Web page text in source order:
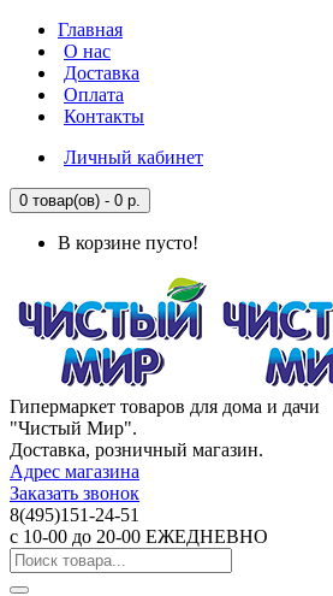
Главная
О нас
Доставка
Оплата
Контакты
Личный кабинет
0 товар(ов) - 0 р.
В корзине пусто!
Гипермаркет товаров для дома и дачи
"Чистый Мир".
Доставка, розничный магазин.
Адрес магазина
Заказать звонок
8(495)151-24-51
с 10-00 до 20-00 ЕЖЕДНЕВНО